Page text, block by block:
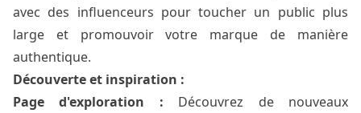
avec des influenceurs pour toucher un public plus
large et promouvoir votre marque de manière
authentique.
Découverte et inspiration :
Page d'exploration : Découvrez de nouveaux